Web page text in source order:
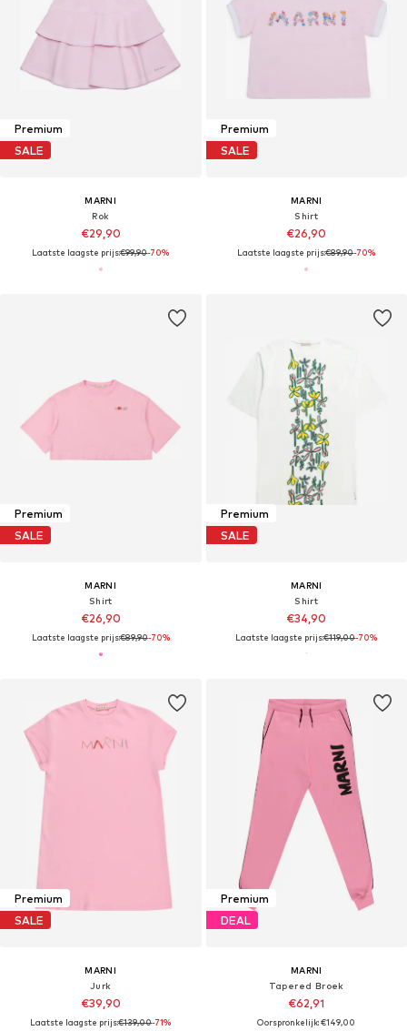
Premium
SALE
MARNI
Rok
€29,90
Laatste laagste prijs:€99,90-70%
Premium
SALE
MARNI
Shirt
€26,90
Laatste laagste prijs:€89,90-70%
Premium
SALE
MARNI
Shirt
€26,90
Laatste laagste prijs:€89,90-70%
Premium
SALE
MARNI
Shirt
€34,90
Laatste laagste prijs:€119,00-70%
Premium
SALE
MARNI
Jurk
€39,90
Laatste laagste prijs:€139,00-71%
Premium
DEAL
MARNI
Tapered Broek
€62,91
Oorspronkelijk: €149,00